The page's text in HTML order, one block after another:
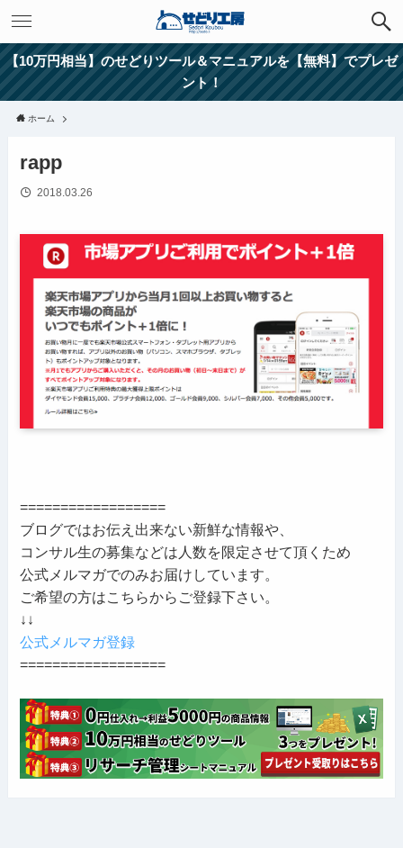
【10万円相当】のせどりツール＆マニュアルを【無料】でプレゼ
ント！
ホーム
rapp
2018.03.26
==================
ブログではお伝え出来ない新鮮な情報や、
コンサル生の募集などは人数を限定させて頂くため
公式メルマガでのみお届けしています。
ご希望の方はこちらからご登録下さい。
↓↓
公式メルマガ登録
==================